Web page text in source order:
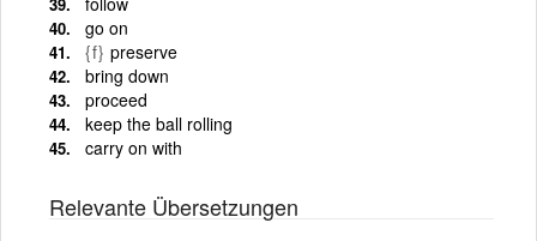
go on
{f} preserve
bring down
proceed
keep the ball rolling
carry on with
Relevante Übersetzungen